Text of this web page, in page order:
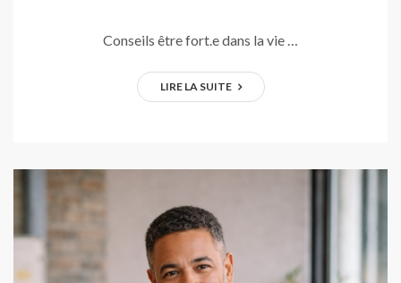
Conseils être fort.e dans la vie …
LIRE LA SUITE